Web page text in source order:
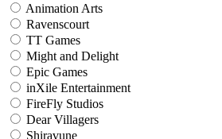
Animation Arts
Ravenscourt
TT Games
Might and Delight
Epic Games
inXile Entertainment
FireFly Studios
Dear Villagers
Shiravune